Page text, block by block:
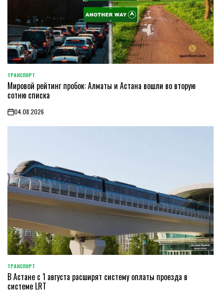
POSTED
IN
ТРАНСПОРТ
Мировой рейтинг пробок: Алматы и Астана вошли во вторую
сотню списка
on04.08.2026
POSTED
IN
ТРАНСПОРТ
В Астане с 1 августа расширят систему оплаты проезда в
системе LRT